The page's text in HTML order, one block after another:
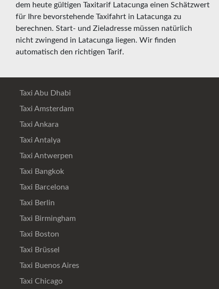
dem heute gültigen Taxitarif Latacunga einen Schätzwert
für Ihre bevorstehende Taxifahrt in Latacunga zu
berechnen. Start- und Zieladresse müssen natürlich
nicht zwingend in Latacunga liegen. Wir finden
automatisch den richtigen Tarif.
Taxi Abu Dhabi
Taxi Amsterdam
Taxi Ankara
Taxi Antalya
Taxi Antwerpen
Taxi Bangkok
Taxi Barcelona
Taxi Berlin
Taxi Birmingham
Taxi Boston
Taxi Brüssel
Taxi Buenos Aires
Taxi Chicago